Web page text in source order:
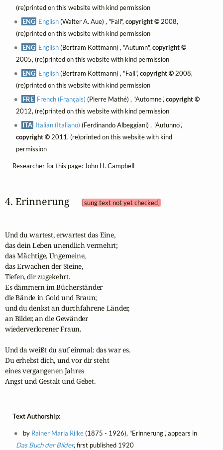
(re)printed on this website with kind permission
ENG English(Walter A. Aue) , "Fall",copyright © 2008,
(re)printed on this website with kind permission
ENG English(Bertram Kottmann) , "Autumn",copyright ©
2005, (re)printed on this website with kind permission
ENG English(Bertram Kottmann) , "Fall",copyright © 2008,
(re)printed on this website with kind permission
FRE French (Français) (Pierre Mathé) , "Automne",copyright ©
2012, (re)printed on this website with kind permission
ITA Italian (Italiano) (Ferdinando Albeggiani) , "Autunno",
copyright ©2011, (re)printed on this website with kind
permission
Researcher for this page: John H. Campbell
4. Erinnerung [sung text not yet checked]
Und du wartest, erwartest das Eine,
das dein Leben unendlich vermehrt;
das Mächtige, Ungemeine,
das Erwachen der Steine,
Tiefen, dir zugekehrt.
Es dämmern im Bücherständer
die Bände in Gold und Braun;
und du denkst an durchfahrene Länder,
an Bilder, an die Gewänder
wiederverlorener Fraun.
Und da weißt du auf einmal: das war es.
Du erhebst dich, und vor dir steht
eines vergangenen Jahres
Angst und Gestalt und Gebet.
Text Authorship:
by Rainer Maria Rilke(1875 - 1926), "Erinnerung", appears in
Das Buch der Bilder, first published 1920